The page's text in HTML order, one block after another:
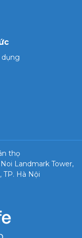
dụng
thọ
Landmark Tower,
Hà Nội